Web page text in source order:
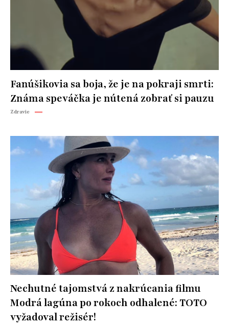
Fanúšikovia sa boja, že je na pokraji smrti:
Známa speváčka je nútená zobrať si pauzu
Zdravie
Nechutné tajomstvá z nakrúcania filmu
Modrá lagúna po rokoch odhalené: TOTO
vyžadoval režisér!